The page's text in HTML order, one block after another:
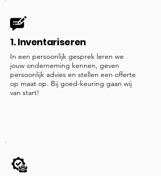
1. Inventariseren
In een persoonlijk gesprek leren we
jouw onderneming kennen, geven
persoonlijk advies en stellen een offerte
op maat op. Bij goed-keuring gaan wij
van start!